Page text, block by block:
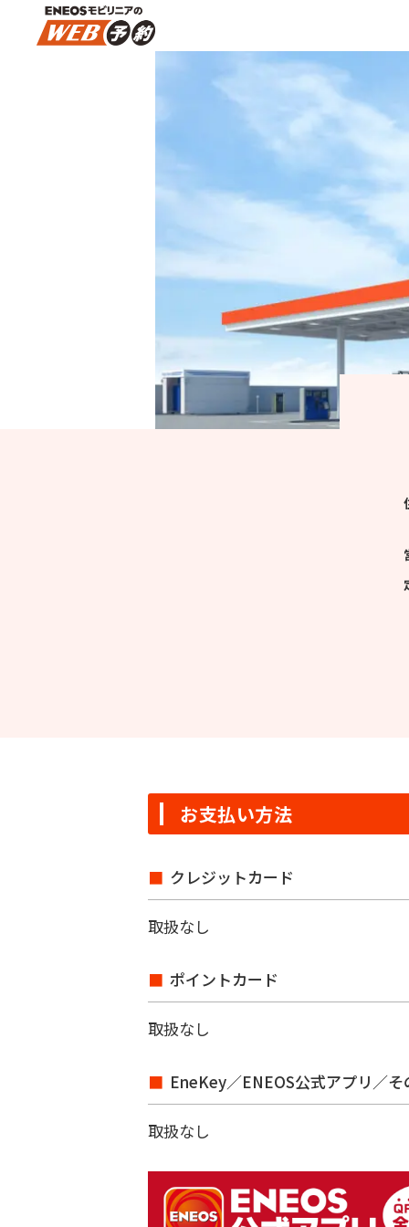
お支払い方法
クレジットカード
取扱なし
ポイントカード
取扱なし
EneKey／ENEOS公式アプリ／そ
取扱なし